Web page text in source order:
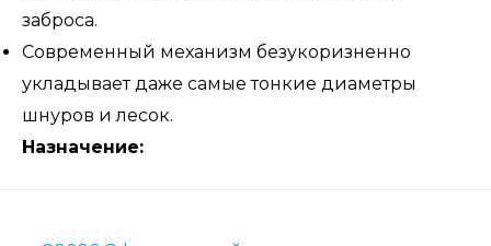
заброса.
Современный механизм безукоризненно
укладывает даже самые тонкие диаметры
шнуров и лесок.
Назначение: